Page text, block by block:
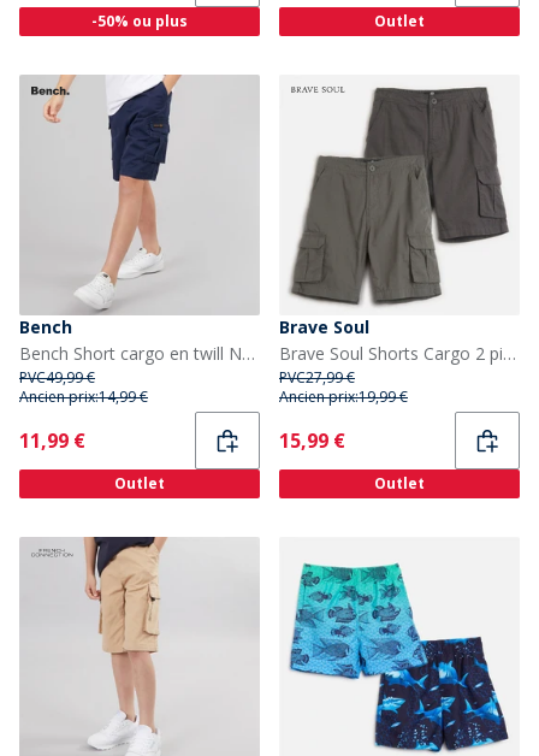
-50% ou plus Outlet
Bench
Bench Short cargo en twill Noah Garçon, Bleu Marine
PVC49,99 €
Ancien prix:14,99 €
Current
11,99 €
Outlet
Brave Soul
Brave Soul Shorts Cargo 2 pièces Garçon Gris Foncé/Marine Dark Grey / Navy
PVC27,99 €
Ancien prix:19,99 €
Current
15,99 €
Outlet